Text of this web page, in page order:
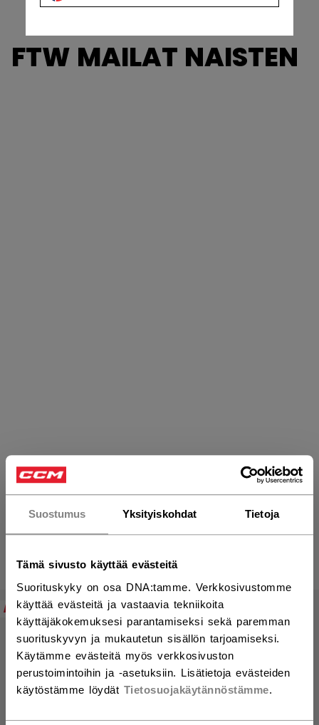
Suostumus Yksityiskohdat Tietoja
Tämä sivusto käyttää evästeitä
Suorituskyky on osa DNA:tamme. Verkkosivustomme
käyttää evästeitä ja vastaavia tekniikoita
käyttäjäkokemuksesi parantamiseksi sekä paremman
suorituskyvyn ja mukautetun sisällön tarjoamiseksi.
Käytämme evästeitä myös verkkosivuston
perustoimintoihin ja -asetuksiin. Lisätietoja evästeiden
käytöstämme löydät Tietosuojakäytännöstämme.
FTW MAILAT NAISTEN
FTW Mailat Naisten
TUOTTEET (9)
NEW
NEW